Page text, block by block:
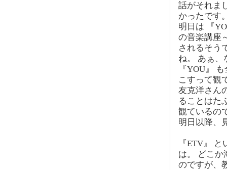
話がそれま
かったです
明日は 『
の音楽講座
されるそう
ね。 あぁ
『YOU』
こすって観
友克洋さん
ることはた
観ているの
明日以降、
『ETV』
は。 どこか
のですが、